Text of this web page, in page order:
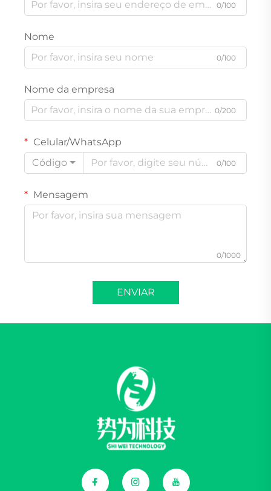
0/100
Nome
0/100
Nome da empresa
0/200
Celular/WhatsApp
Código
0/100
Mensagem
0/1000
ENVIAR